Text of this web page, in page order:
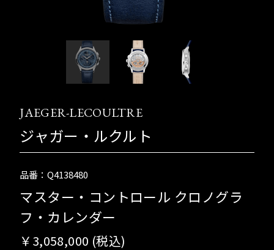
JAEGER-LECOULTRE
ジャガー・ルクルト
品番：Q4138480
マスター・コントロール クロノグラ
フ・カレンダー
￥3,058,000 (税込)